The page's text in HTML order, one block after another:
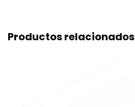
Productos relacionados